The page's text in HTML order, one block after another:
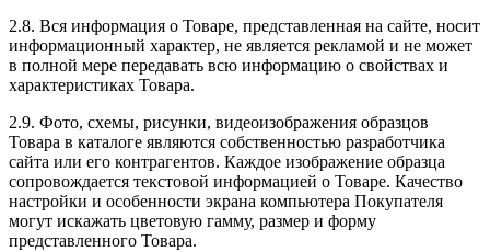
2.8. Вся информация о Товаре, представленная на сайте, носит
информационный характер, не является рекламой и не может
в полной мере передавать всю информацию о свойствах и
характеристиках Товара.
2.9. Фото, схемы, рисунки, видеоизображения образцов
Товара в каталоге являются собственностью разработчика
сайта или его контрагентов. Каждое изображение образца
сопровождается текстовой информацией о Товаре. Качество
настройки и особенности экрана компьютера Покупателя
могут искажать цветовую гамму, размер и форму
представленного Товара.